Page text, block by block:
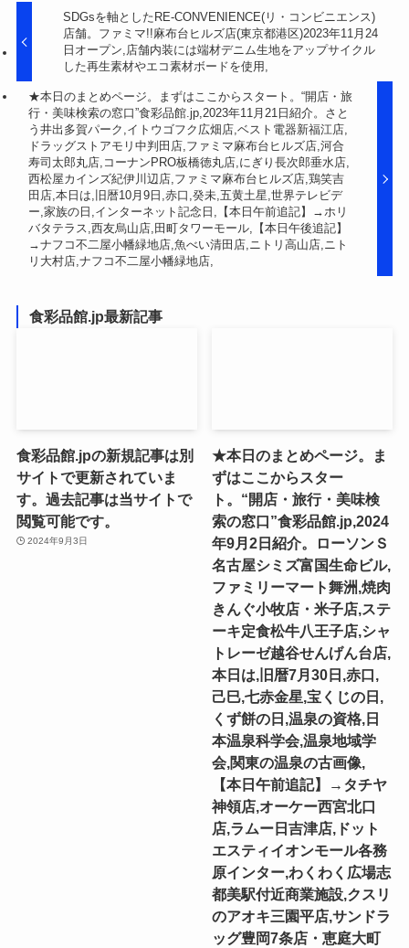
SDGsを軸としたRE-CONVENIENCE(リ・コンビニエンス)
店舗。ファミマ!!麻布台ヒルズ店(東京都港区)2023年11月24
日オープン,店舗内装には端材デニム生地をアップサイクル
した再生素材やエコ素材ボードを使用,
★本日のまとめページ。まずはここからスタート。“開店・旅
行・美味検索の窓口”食彩品館.jp,2023年11月21日紹介。さと
う井出多賀パーク,イトウゴフク広畑店,ベスト電器新福江店,
ドラッグストアモリ中判田店,ファミマ麻布台ヒルズ店,河合
寿司太郎丸店,コーナンPRO板橋徳丸店,にぎり長次郎垂水店,
西松屋カインズ紀伊川辺店,ファミマ麻布台ヒルズ店,鶏笑吉
田店,本日は,旧暦10月9日,赤口,癸未,五黄土星,世界テレビデ
ー,家族の日,インターネット記念日,【本日午前追記】→ホリ
バタテラス,西友烏山店,田町タワーモール,【本日午後追記】
→ナフコ不二屋小幡緑地店,魚べい清田店,ニトリ高山店,ニト
リ大村店,ナフコ不二屋小幡緑地店,
食彩品館.jp最新記事
食彩品館.jpの新規記事は別
サイトで更新されていま
す。過去記事は当サイトで
閲覧可能です。
2024年9月3日
★本日のまとめページ。ま
ずはここからスター
ト。“開店・旅行・美味検
索の窓口”食彩品館.jp,2024
年9月2日紹介。ローソンＳ
名古屋シミズ富国生命ビル,
ファミリーマート舞洲,焼肉
きんぐ小牧店・米子店,ステ
ーキ定食松牛八王子店,シャ
トレーゼ越谷せんげん台店,
本日は,旧暦7月30日,赤口,
己巳,七赤金星,宝くじの日,
くず餅の日,温泉の資格,日
本温泉科学会,温泉地域学
会,関東の温泉の古画像,
【本日午前追記】→タチヤ
神領店,オーケー西宮北口
店,ラムー日吉津店,ドット
エスティイオンモール各務
原インター,わくわく広場志
都美駅付近商業施設,クスリ
のアオキ三園平店,サンドラ
ッグ豊岡7条店・恵庭大町